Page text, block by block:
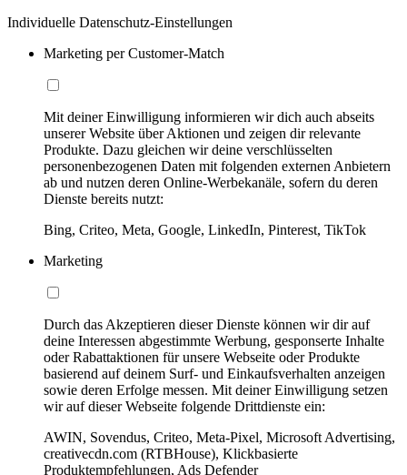
Individuelle Datenschutz-Einstellungen
Marketing per Customer-Match
Mit deiner Einwilligung informieren wir dich auch abseits
unserer Website über Aktionen und zeigen dir relevante
Produkte. Dazu gleichen wir deine verschlüsselten
personenbezogenen Daten mit folgenden externen Anbietern
ab und nutzen deren Online-Werbekanäle, sofern du deren
Dienste bereits nutzt:
Bing, Criteo, Meta, Google, LinkedIn, Pinterest, TikTok
Marketing
Durch das Akzeptieren dieser Dienste können wir dir auf
deine Interessen abgestimmte Werbung, gesponserte Inhalte
oder Rabattaktionen für unsere Webseite oder Produkte
basierend auf deinem Surf- und Einkaufsverhalten anzeigen
sowie deren Erfolge messen. Mit deiner Einwilligung setzen
wir auf dieser Webseite folgende Drittdienste ein:
AWIN, Sovendus, Criteo, Meta-Pixel, Microsoft Advertising,
creativecdn.com (RTBHouse), Klickbasierte
Produktempfehlungen, Ads Defender